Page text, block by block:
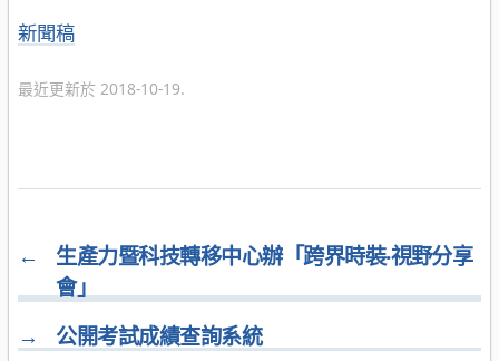
分
新聞稿
最近更新於 2018-10-19.
←
生產力暨科技轉移中心辦「跨界時裝‧視野分享
會」
→
公開考試成績查詢系統